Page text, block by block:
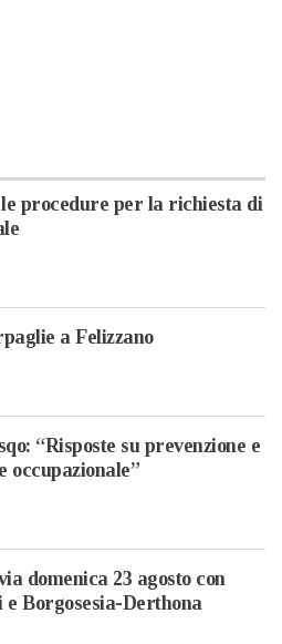
procedure per la richiesta di
a Felizzano
“Risposte su prevenzione e
occupazionale”
domenica 23 agosto con
Borgosesia-Derthona